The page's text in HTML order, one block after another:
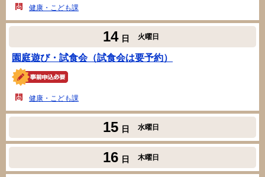
健康・こども課
14 日 火曜日
園庭遊び・試食会（試食会は要予約）
健康・こども課
15 日 水曜日
16 日 木曜日